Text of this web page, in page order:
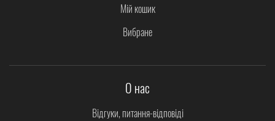
Мій кошик
Вибране
О нас
Відгуки, питання-відповіді